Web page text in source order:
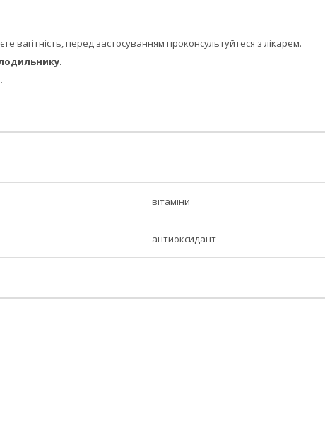
вагітність, перед застосуванням проконсультуйтеся з лікарем.
вітаміни
антиоксидант